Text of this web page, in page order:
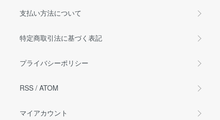
支払い方法について
特定商取引法に基づく表記
プライバシーポリシー
RSS / ATOM
マイアカウント